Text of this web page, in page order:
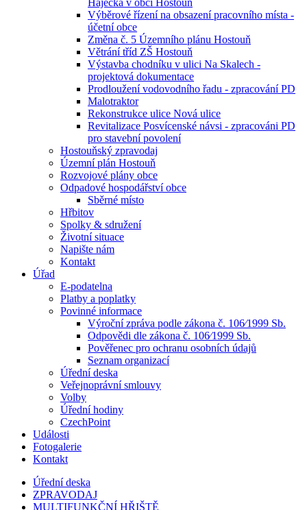
Hájecká v obci Hostouň
Výběrové řízení na obsazení pracovního místa -
účetní obce
Změna č. 5 Územního plánu Hostouň
Větrání tříd ZŠ Hostouň
Výstavba chodníku v ulici Na Skalech -
projektová dokumentace
Prodloužení vodovodního řadu - zpracování PD
Malotraktor
Rekonstrukce ulice Nová ulice
Revitalizace Posvícenské návsi - zpracováni PD
pro stavební povolení
Hostouňský zpravodaj
Územní plán Hostouň
Rozvojové plány obce
Odpadové hospodářství obce
Sběrné místo
Hřbitov
Spolky & sdružení
Životní situace
Napište nám
Kontakt
Úřad
E-podatelna
Platby a poplatky
Povinné informace
Výroční zpráva podle zákona č. 106⁄1999 Sb.
Odpovědi dle zákona č. 106⁄1999 Sb.
Pověřenec pro ochranu osobních údajů
Seznam organizací
Úřední deska
Veřejnoprávní smlouvy
Volby
Úřední hodiny
CzechPoint
Události
Fotogalerie
Kontakt
Úřední deska
ZPRAVODAJ
MULTIFUNKČNÍ HŘIŠTĚ